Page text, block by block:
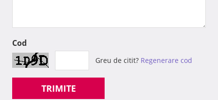
Cod
Greu de citit? Regenerare cod
TRIMITE